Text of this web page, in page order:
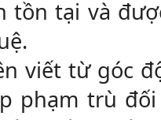
tồn tại và
viết từ góc
phạm trù